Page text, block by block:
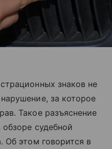
знаков не
за которое
Такое разъяснение
судебной
Об этом говорится в